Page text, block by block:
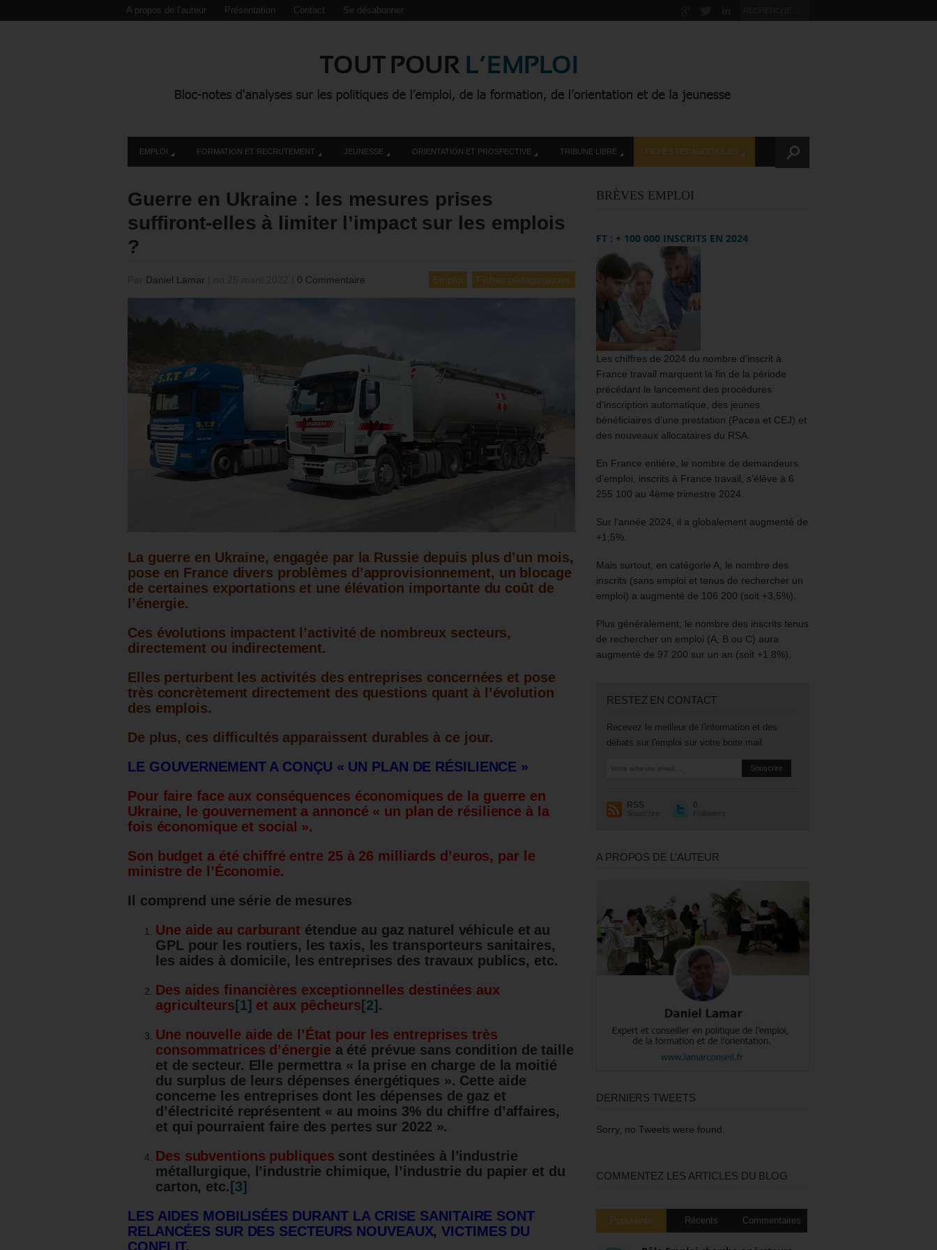
A propos de l’auteur Présentation Contact Se désabonner
EMPLOI FORMATION ET RECRUTEMENT JEUNESSE ORIENTATION ET PROSPECTIVE TRIBUNE LIBRE FICHES PÉDAGOGIQUES
Guerre en Ukraine : les mesures prises
suffiront-elles à limiter l’impact sur les emplois
?
Daniel Lamar 0 Commentaire Emploi Fiches pédagogiques
La guerre en Ukraine, engagée par la Russie depuis plus d’un mois,
pose en France divers problèmes d’approvisionnement, un blocage
de certaines exportations et une élévation importante du coût de
l’énergie.
Ces évolutions impactent l’activité de nombreux secteurs,
directement ou indirectement.
Elles perturbent les activités des entreprises concernées et pose
très concrètement directement des questions quant à l’évolution
des emplois.
De plus, ces difficultés apparaissent durables à ce jour.
LE GOUVERNEMENT A CONÇU « UN PLAN DE RÉSILIENCE »
Pour faire face aux conséquences économiques de la guerre en
Ukraine, le gouvernement a annoncé « un plan de résilience à la
fois économique et social ».
Son budget a été chiffré entre 25 à 26 milliards d’euros, par le
ministre de l’Économie.
Il comprend une série de mesures
Une aide au carburant étendue au gaz naturel véhicule et au
GPL pour les routiers, les taxis, les transporteurs sanitaires,
les aides à domicile, les entreprises des travaux publics, etc.
Des aides financières exceptionnelles destinées aux
agriculteurs [1] et aux pêcheurs [2] .
Une nouvelle aide de l’État pour les entreprises très
consommatrices d’énergie a été prévue sans condition de taille
et de secteur. Elle permettra « la prise en charge de la moitié
du surplus de leurs dépenses énergétiques ». Cette aide
concerne les entreprises dont les dépenses de gaz et
d’électricité représentent « au moins 3% du chiffre d’affaires,
et qui pourraient faire des pertes sur 2022 ».
Des subventions publiques sont destinées à l’industrie
métallurgique, l’industrie chimique, l’industrie du papier et du
carton, etc. [3]
LES AIDES MOBILISÉES DURANT LA CRISE SANITAIRE SONT
RELANCÉES SUR DES SECTEURS NOUVEAUX, VICTIMES DU
CONFLIT.
BRÈVES EMPLOI
FT : + 100 000 INSCRITS EN 2024
Les chiffres de 2024 du nombre d’inscrit à
France travail marquent la fin de la période
précédant le lancement des procédures
d’inscription automatique, des jeunes
bénéficiaires d’une prestation (Pacea et CEJ) et
des nouveaux allocataires du RSA.
En France entière, le nombre de demandeurs
d’emploi, inscrits à France travail, s’élève à 6
255 100 au 4ème trimestre 2024.
Sur l’année 2024, il a globalement augmenté de
+1,5%.
Mais surtout, en catégorie A, le nombre des
inscrits (sans emploi et tenus de rechercher un
emploi) a augmenté de 106 200 (soit +3,5%).
Plus généralement, le nombre des inscrits tenus
de rechercher un emploi (A, B ou C) aura
augmenté de 97 200 sur un an (soit +1,8%).
RESTEZ EN CONTACT
Recevez le meilleur de l'information et des
débats sur l'emploi sur votre boite mail.
RSS
Souscrire
0
Followers
A PROPOS DE L’AUTEUR
DERNIERS TWEETS
Sorry, no Tweets were found.
COMMENTEZ LES ARTICLES DU BLOG
Populaires Récents Commentaires